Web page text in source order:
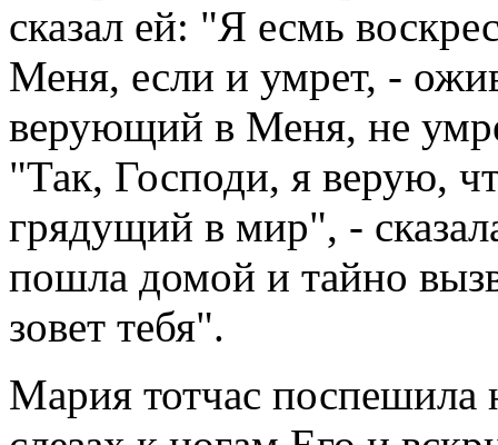
сказал ей: "Я есмь
Меня, если и умрет, -
верующий в Меня, не
"Так, Господи, я верую,
грядущий в мир", -
пошла домой и тайно
зовет тебя".
Мария тотчас поспешила